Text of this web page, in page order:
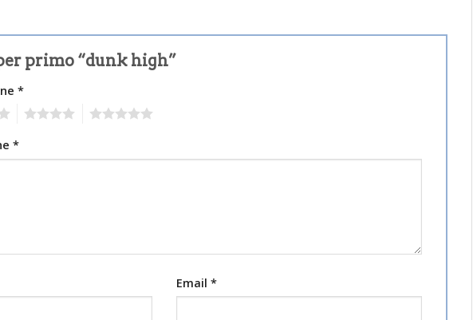
primo “dunk high”
*
*
Email *